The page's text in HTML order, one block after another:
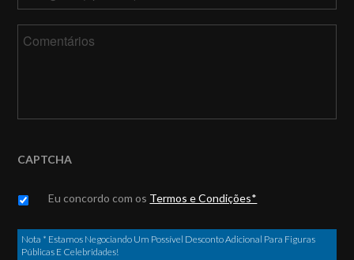
barra
YY
CAPTCHA
Untitled *
Eu concordo com os Termos e Condições*
Nota * Estamos Negociando Um Possível Desconto Adicional Para Figuras
Públicas E Celebridades!